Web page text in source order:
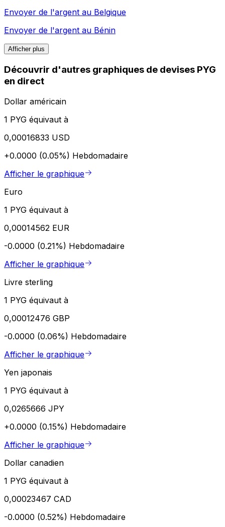
Envoyer de l'argent au Belgique
Envoyer de l'argent au Bénin
Afficher plus
Découvrir d'autres graphiques de devises PYG
en direct
Dollar américain
1 PYG équivaut à
0,00016833 USD
+0.0000 (0.05%) Hebdomadaire
Afficher le graphique
Euro
1 PYG équivaut à
0,00014562 EUR
-0.0000 (0.21%) Hebdomadaire
Afficher le graphique
Livre sterling
1 PYG équivaut à
0,00012476 GBP
-0.0000 (0.06%) Hebdomadaire
Afficher le graphique
Yen japonais
1 PYG équivaut à
0,0265666 JPY
+0.0000 (0.15%) Hebdomadaire
Afficher le graphique
Dollar canadien
1 PYG équivaut à
0,00023467 CAD
-0.0000 (0.52%) Hebdomadaire